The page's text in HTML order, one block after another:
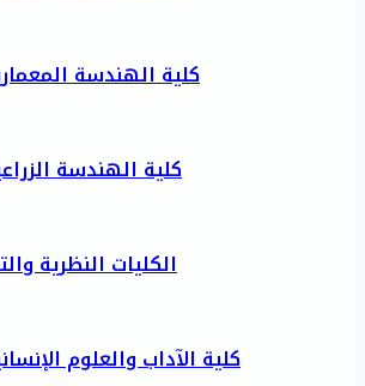
كلية الهندسة
كلية الهندسة
الكليات النظرية
كلية الآداب والعلوم